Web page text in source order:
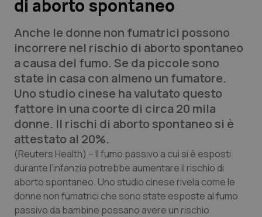
Studi e Analisi
Lettere al direttore
Edizioni Regionali
QS Pro
Professionisti Sanitari.AI
Abruzzo
Basilicata
QS Pro Gold
Artrite & artrosi
QS Club Newsletter
di aborto spontaneo
Anche le donne non fumatrici possono
incorrere nel rischio di aborto spontaneo
a causa del fumo. Se da piccole sono
state in casa con almeno un fumatore.
Uno studio cinese ha valutato questo
fattore in una coorte di circa 20 mila
donne. Il rischi di aborto spontaneo si è
attestato al 20%.
(Reuters Health) – Il fumo passivo a cui si è esposti
durante l’infanzia potrebbe aumentare il rischio di
aborto spontaneo. Uno studio cinese rivela come le
donne non fumatrici che sono state esposte al fumo
passivo da bambine possano avere un rischio